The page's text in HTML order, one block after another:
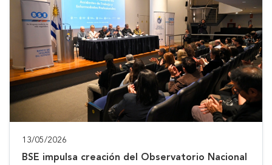
13/05/2026
BSE impulsa creación del Observatorio Nacional